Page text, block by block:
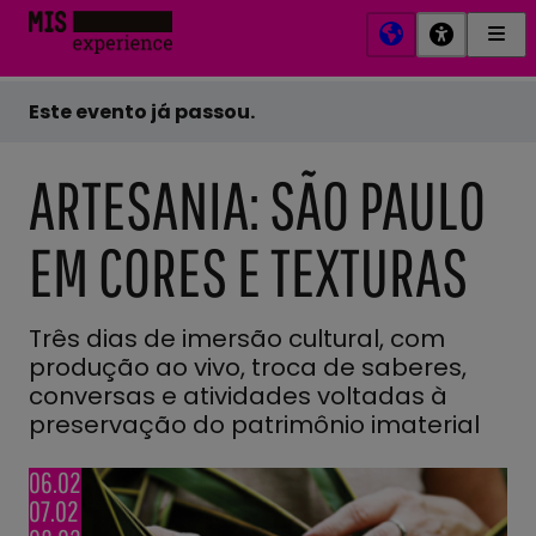
Este evento já passou.
ARTESANIA: SÃO PAULO
EM CORES E TEXTURAS
Três dias de imersão cultural, com
produção ao vivo, troca de saberes,
conversas e atividades voltadas à
preservação do patrimônio imaterial
06.02
07.02